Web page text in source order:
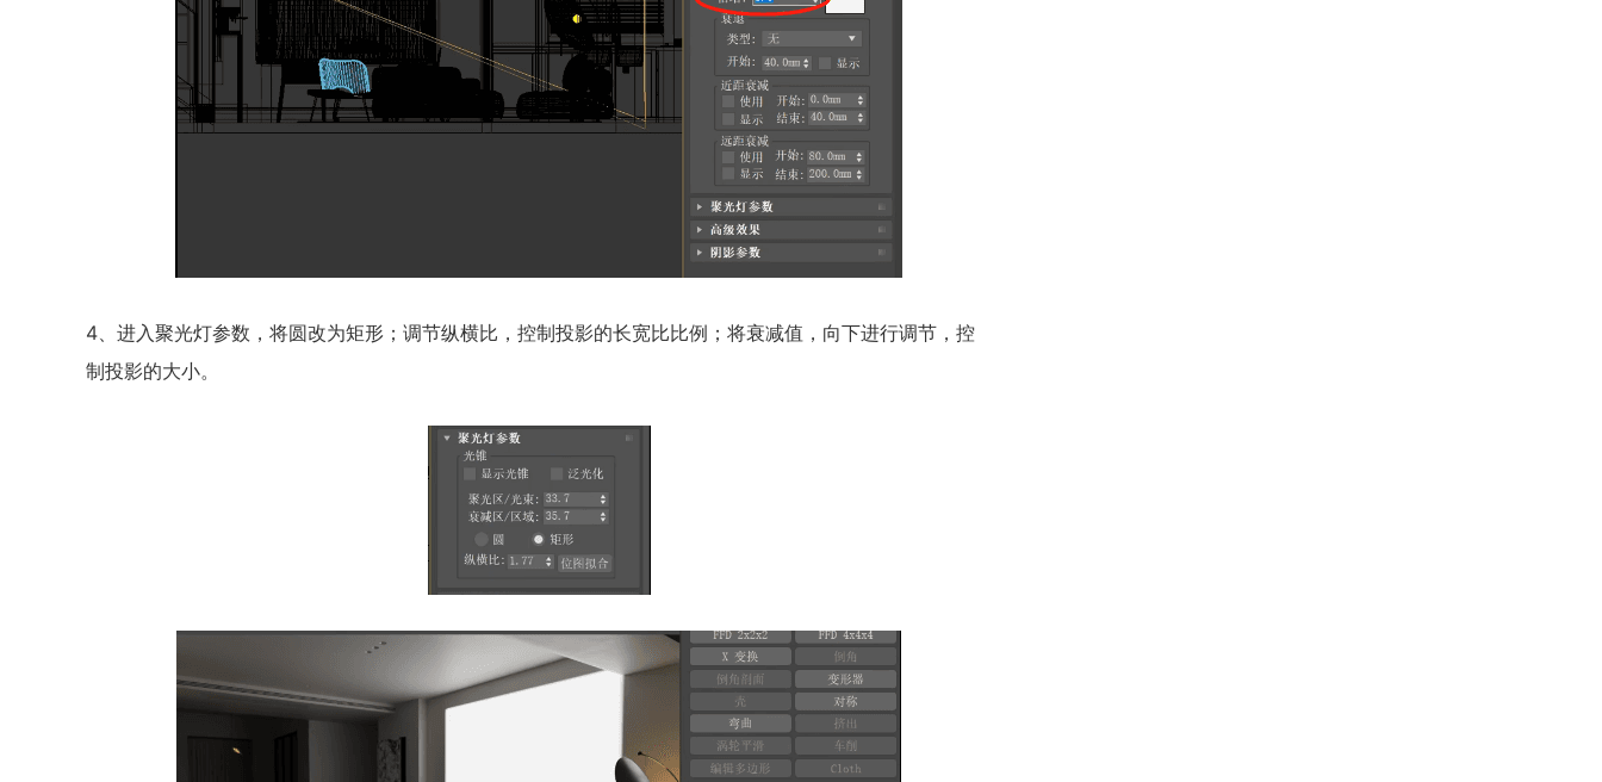
4、进入聚光灯参数，将圆改为矩形；调节纵横比，控制投影的长宽比比例；将衰减值，向下进行调节，控
制投影的大小。